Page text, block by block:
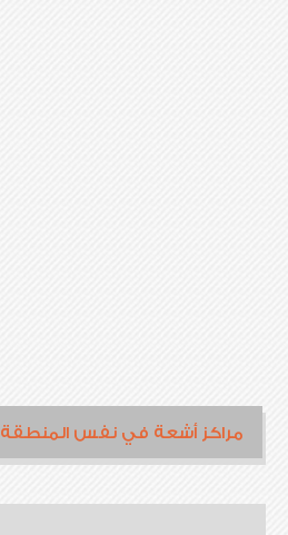
مراكز أشعة في نفس المنطقة